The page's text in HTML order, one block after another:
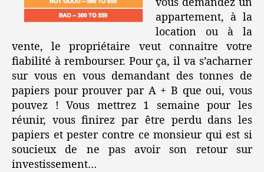
appartement, à la
location ou à la
vente, le propriétaire veut connaitre votre
fiabilité à rembourser. Pour ça, il va s’acharner
sur vous en vous demandant des tonnes de
papiers pour prouver par A + B que oui, vous
pouvez ! Vous mettrez 1 semaine pour les
réunir, vous finirez par être perdu dans les
papiers et pester contre ce monsieur qui est si
soucieux de ne pas avoir son retour sur
investissement…